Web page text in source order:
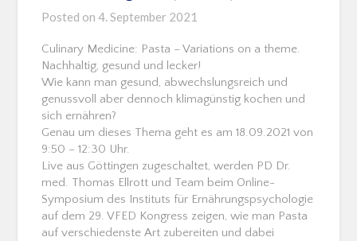
Posted on4. September 2021
Culinary Medicine: Pasta – Variations on a theme.
Nachhaltig, gesund und lecker!
Wie kann man gesund, abwechslungsreich und
genussvoll aber dennoch klimagünstig kochen und
sich ernähren?
Genau um dieses Thema geht es am 18.09.2021 von
9:50 – 12:30 Uhr.
Live aus Göttingen zugeschaltet, werden PD Dr.
med. Thomas Ellrott und Team beim Online-
Symposium des Instituts für Ernährungspsychologie
auf dem 29. VFED Kongress zeigen, wie man Pasta
auf verschiedenste Art zubereiten und dabei